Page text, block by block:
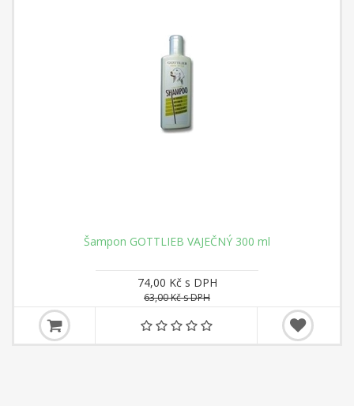
Šampon GOTTLIEB VAJEČNÝ 300 ml
74,00 Kč s DPH
63,00 Kč s DPH